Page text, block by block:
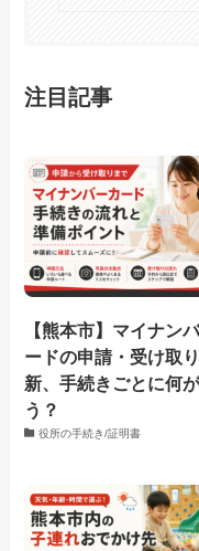
注目記事
【熊本市】マイナン
ードの申請・受け取
新、手続きごとに何
う？
役所の手続き/証明書